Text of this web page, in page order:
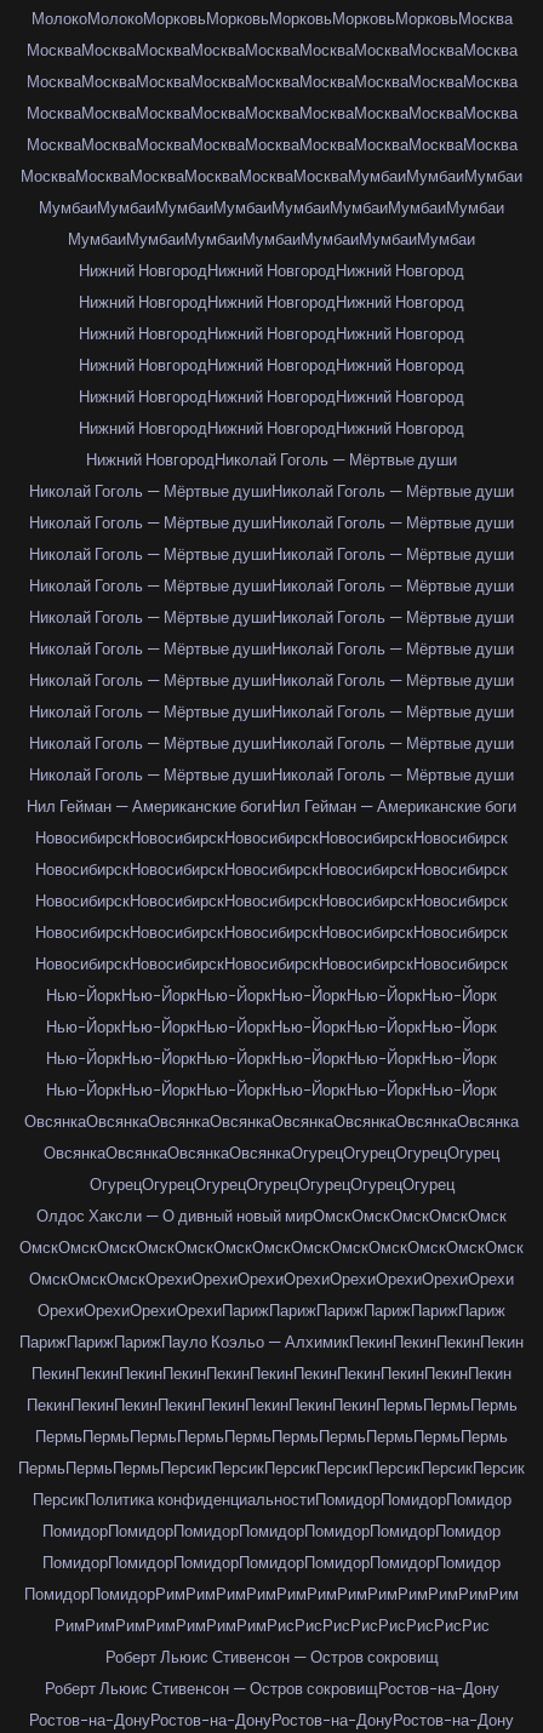
МолокоМолокоМорковьМорковьМорковьМорковьМорковьМосква
МоскваМоскваМоскваМоскваМоскваМоскваМоскваМоскваМосква
МоскваМоскваМоскваМоскваМоскваМоскваМоскваМоскваМосква
МоскваМоскваМоскваМоскваМоскваМоскваМоскваМоскваМосква
МоскваМоскваМоскваМоскваМоскваМоскваМоскваМоскваМосква
МоскваМоскваМоскваМоскваМоскваМоскваМумбаиМумбаиМумбаи
МумбаиМумбаиМумбаиМумбаиМумбаиМумбаиМумбаиМумбаи
МумбаиМумбаиМумбаиМумбаиМумбаиМумбаиМумбаи
Нижний НовгородНижний НовгородНижний Новгород
Нижний НовгородНижний НовгородНижний Новгород
Нижний НовгородНижний НовгородНижний Новгород
Нижний НовгородНижний НовгородНижний Новгород
Нижний НовгородНижний НовгородНижний Новгород
Нижний НовгородНижний НовгородНижний Новгород
Нижний НовгородНиколай Гоголь — Мёртвые души
Николай Гоголь — Мёртвые душиНиколай Гоголь — Мёртвые души
Николай Гоголь — Мёртвые душиНиколай Гоголь — Мёртвые души
Николай Гоголь — Мёртвые душиНиколай Гоголь — Мёртвые души
Николай Гоголь — Мёртвые душиНиколай Гоголь — Мёртвые души
Николай Гоголь — Мёртвые душиНиколай Гоголь — Мёртвые души
Николай Гоголь — Мёртвые душиНиколай Гоголь — Мёртвые души
Николай Гоголь — Мёртвые душиНиколай Гоголь — Мёртвые души
Николай Гоголь — Мёртвые душиНиколай Гоголь — Мёртвые души
Николай Гоголь — Мёртвые душиНиколай Гоголь — Мёртвые души
Николай Гоголь — Мёртвые душиНиколай Гоголь — Мёртвые души
Нил Гейман — Американские богиНил Гейман — Американские боги
НовосибирскНовосибирскНовосибирскНовосибирскНовосибирск
НовосибирскНовосибирскНовосибирскНовосибирскНовосибирск
НовосибирскНовосибирскНовосибирскНовосибирскНовосибирск
НовосибирскНовосибирскНовосибирскНовосибирскНовосибирск
НовосибирскНовосибирскНовосибирскНовосибирскНовосибирск
Нью-ЙоркНью-ЙоркНью-ЙоркНью-ЙоркНью-ЙоркНью-Йорк
Нью-ЙоркНью-ЙоркНью-ЙоркНью-ЙоркНью-ЙоркНью-Йорк
Нью-ЙоркНью-ЙоркНью-ЙоркНью-ЙоркНью-ЙоркНью-Йорк
Нью-ЙоркНью-ЙоркНью-ЙоркНью-ЙоркНью-ЙоркНью-Йорк
ОвсянкаОвсянкаОвсянкаОвсянкаОвсянкаОвсянкаОвсянкаОвсянка
ОвсянкаОвсянкаОвсянкаОвсянкаОгурецОгурецОгурецОгурец
ОгурецОгурецОгурецОгурецОгурецОгурецОгурец
Олдос Хаксли — О дивный новый мирОмскОмскОмскОмскОмск
ОмскОмскОмскОмскОмскОмскОмскОмскОмскОмскОмскОмскОмск
ОмскОмскОмскОрехиОрехиОрехиОрехиОрехиОрехиОрехиОрехи
ОрехиОрехиОрехиОрехиПарижПарижПарижПарижПарижПариж
ПарижПарижПарижПауло Коэльо — АлхимикПекинПекинПекинПекин
ПекинПекинПекинПекинПекинПекинПекинПекинПекинПекинПекин
ПекинПекинПекинПекинПекинПекинПекинПекинПермьПермьПермь
ПермьПермьПермьПермьПермьПермьПермьПермьПермьПермь
ПермьПермьПермьПерсикПерсикПерсикПерсикПерсикПерсикПерсик
ПерсикПолитика конфиденциальностиПомидорПомидорПомидор
ПомидорПомидорПомидорПомидорПомидорПомидорПомидор
ПомидорПомидорПомидорПомидорПомидорПомидорПомидор
ПомидорПомидорРимРимРимРимРимРимРимРимРимРимРимРим
РимРимРимРимРимРимРимРисРисРисРисРисРисРисРис
Роберт Льюис Стивенсон — Остров сокровищ
Роберт Льюис Стивенсон — Остров сокровищРостов-на-Дону
Ростов-на-ДонуРостов-на-ДонуРостов-на-ДонуРостов-на-Дону